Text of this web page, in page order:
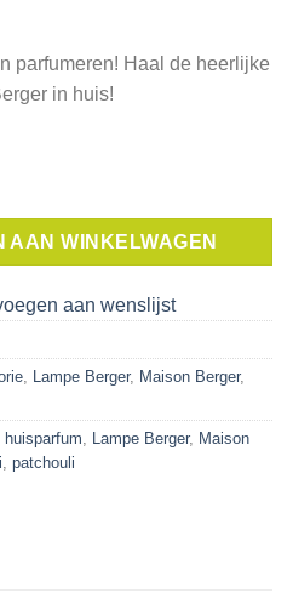
parfumeren! Haal de heerlijke
in huis!
geurbrander Mysterie Patchouli
AAN WINKELWAGEN
aan wenslijst
, Lampe Berger, Maison Berger,
huisparfum, Lampe Berger, Maison
,patchouli